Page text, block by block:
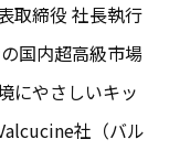
取締役 社長執行
国内超高級市場
にやさしいキッ
社（バル